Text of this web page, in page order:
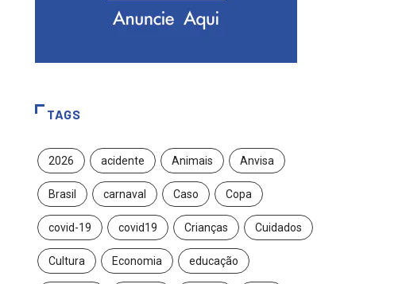
TAGS
2026 acidente Animais Anvisa
Brasil carnaval Caso Copa
covid-19 covid19 Crianças Cuidados
Cultura Economia educação